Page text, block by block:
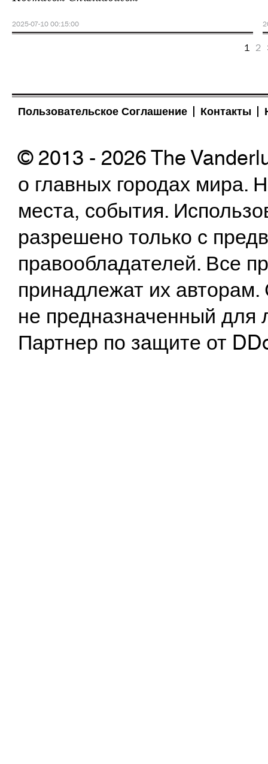
2025-07-10 00:15:00
1 2
Пользовательское Соглашение Контакты
© 2013 - 2026 The
о главных городах
места, события.
разрешено только с
правообладателей. Все
принадлежат их
не предназначенный
Партнер по защите от